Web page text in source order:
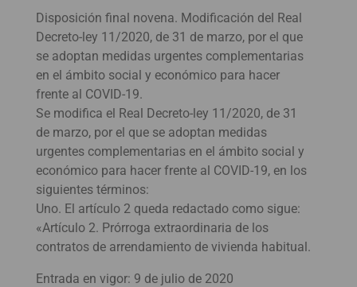
Disposición final novena. Modificación del Real
Decreto-ley 11/2020, de 31 de marzo, por el que
se adoptan medidas urgentes complementarias
en el ámbito social y económico para hacer
frente al COVID-19.
Se modifica el Real Decreto-ley 11/2020, de 31
de marzo, por el que se adoptan medidas
urgentes complementarias en el ámbito social y
económico para hacer frente al COVID-19, en los
siguientes términos:
Uno. El artículo 2 queda redactado como sigue:
«Artículo 2. Prórroga extraordinaria de los
contratos de arrendamiento de vivienda habitual.
Entrada en vigor: 9 de julio de 2020